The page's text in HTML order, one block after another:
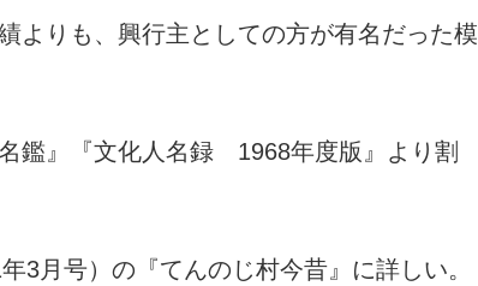
よりも、興行主としての方が有名だった模
鑑』
『文化人名録 1968年度版』より割
月号）の『てんのじ村今昔』に詳しい。